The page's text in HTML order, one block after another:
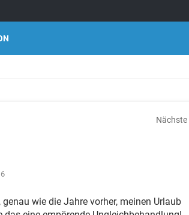
Nächste
wie die Jahre vorher, meinen Urlaub